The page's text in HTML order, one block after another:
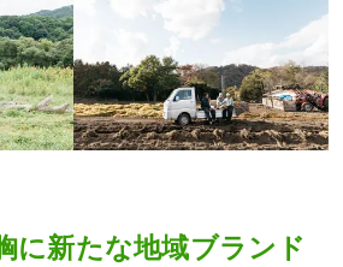
に新たな地域ブランド